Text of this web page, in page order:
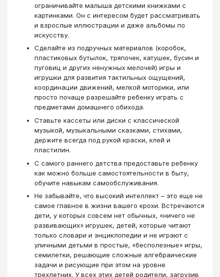
ограничивайте малыша детскими книжками с
картинками. Он с интересом будет рассматривать
и взрослые иллюстрации и даже альбомы по
искусству.
Сделайте из подручных материалов (коробок,
пластиковых бутылок, тряпочек, катушек, бусин и
пуговиц и других ненужных мелочей) игры и
игрушки для развития тактильных ощущений,
координации движений, мелкой моторики, или
просто почаще разрешайте ребенку играть с
предметами домашнего обихода.
Ставьте кассеты или диски с классической
музыкой, музыкальными сказками, стихами,
держите всегда под рукой краски, клей и
пластилин.
С самого раннего детства предоставьте ребенку
как можно больше самостоятельности в быту,
обучите навыкам самообслуживания.
Не забывайте, что высокий интеллект – это еще не
самое главное в жизни вашего крохи. Встречаются
дети, у которых совсем нет обычных, «ничего не
развивающих» игрушек, детей, которые читают
только словари и энциклопедии и не играют с
уличными детьми в простые, «бесполезные» игры,
семилетки, решающие сложные алгебраические
задачи и рисующие при этом на уровне
трехлетних. У всех этих детей родители, загрузив